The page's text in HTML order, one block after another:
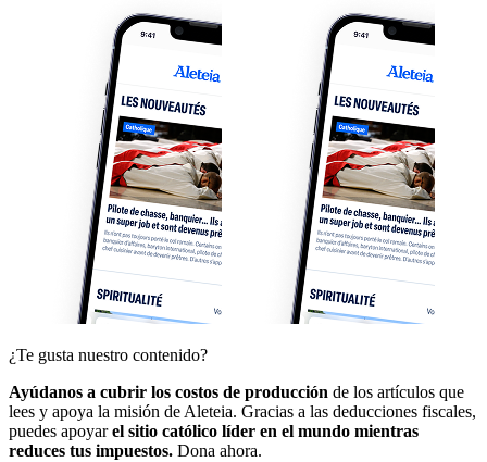
¿Te gusta nuestro contenido?
Ayúdanos a cubrir los costos de producción de los artículos que
lees y apoya la misión de Aleteia. Gracias a las deducciones fiscales,
puedes apoyarel sitio católico líder en el mundo mientras
reduces tus impuestos. Dona ahora.